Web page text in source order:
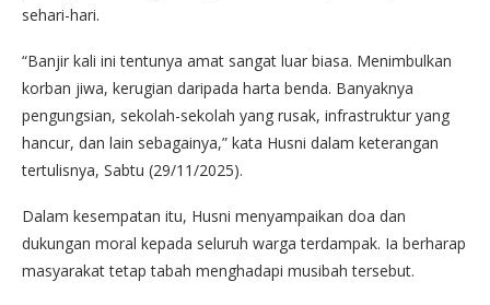
sehari-hari.
“Banjir kali ini tentunya amat sangat luar biasa. Menimbulkan
korban jiwa, kerugian daripada harta benda. Banyaknya
pengungsian, sekolah-sekolah yang rusak, infrastruktur yang
hancur, dan lain sebagainya,” kata Husni dalam keterangan
tertulisnya, Sabtu (29/11/2025).
Dalam kesempatan itu, Husni menyampaikan doa dan
dukungan moral kepada seluruh warga terdampak. Ia berharap
masyarakat tetap tabah menghadapi musibah tersebut.